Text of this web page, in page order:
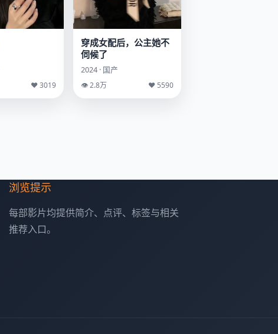
♥ 3019
穿成女配后，公主她不
伺候了
2024 · 国产
👁 2.8万 ♥ 5590
浏览提示
每部影片均提供简介、点评、标签与相关
推荐入口。